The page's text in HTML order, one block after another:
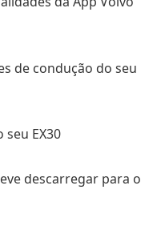
de condução do seu
EX30
descarregar para o